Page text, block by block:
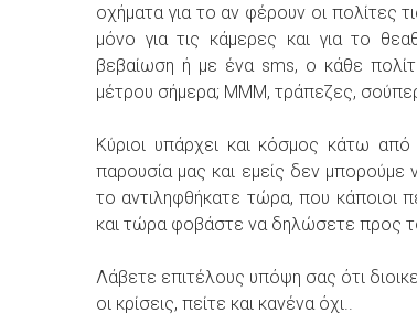
οχήματα για το αν φέρουν οι πολίτες
μόνο για τις κάμερες και για το
βεβαίωση ή με ένα sms, ο κάθε
μέτρου σήμερα; ΜΜΜ, τράπεζες,
Κύριοι υπάρχει και κόσμος κάτω
παρουσία μας και εμείς δεν
το αντιληφθήκατε τώρα, που κάποιοι
και τώρα φοβάστε να δηλώσετε προς
Λάβετε επιτέλους υπόψη σας ότι
οι κρίσεις, πείτε και κανένα όχι..